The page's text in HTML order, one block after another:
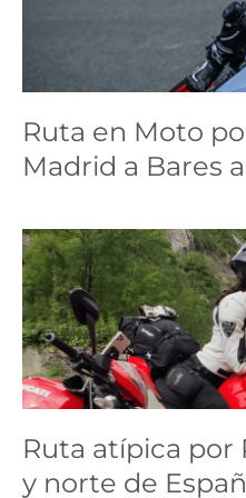
Ruta en
Norte: De
a Ritmo
Ruta en Moto
Madrid a Bares
Ruta
Europa y
Ruta atípica por
y norte de